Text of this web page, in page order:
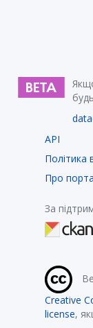
API
Політика
Про
За
Creative
license,